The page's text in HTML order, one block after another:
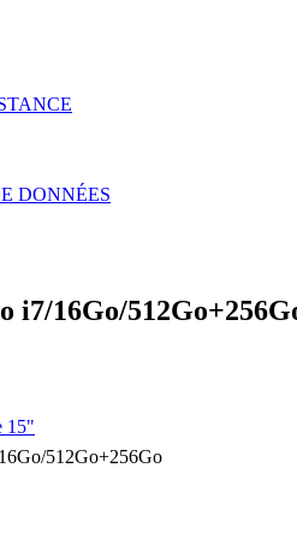
DONNÉES
i7/16Go/
15"
512Go+256Go